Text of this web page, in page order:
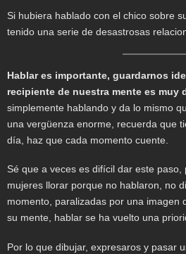
Si hubiera hablado con el chico sobre
tenido una serie de desastrosas
Hablar es importante, guardarnos
recipiente de nuestra mente es muy
simplemente hablando y da lo mismo
una vergüenza enorme, recuerda que
día, haz que cada momento cuente.
Sé que a veces es difícil dar este
mujeres llorar porque no hablaron, no
momento, paralizadas por una imagen
su mente, hablar se ha vuelto una
Por lo que dibujar, expresaros y pasar